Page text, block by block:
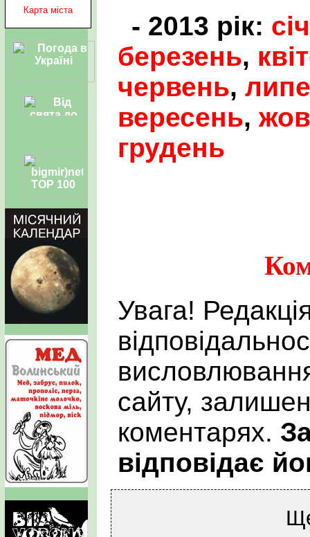
Карта міста
- 2013 рік:
березень,
червень,
вересень,
грудень
Увага!
сайту,
коментарях.
відповідає